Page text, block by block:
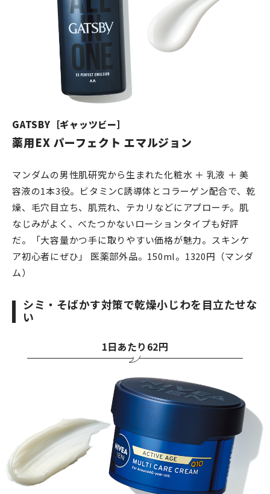
GATSBY［ギャッツビー］
薬用EX パーフェクト エマルジョン
マンダムの男性肌研究から生まれた化粧水 ＋ 乳液 ＋ 美
容液の1本3役。ビタミンC誘導体とコラーゲン配合で、乾
燥、毛穴目立ち、肌荒れ、テカリなどにアプローチ。肌
なじみがよく、べたつかないローションタイプも好評
だ。「大容量かつ手に取りやすい価格が魅力。スキンケ
ア初心者にぜひ」 医薬部外品。150ml。1320円（マンダ
ム）
シミ・そばかす対策で乾燥小じわを目立たせな
い
1日あたり62円